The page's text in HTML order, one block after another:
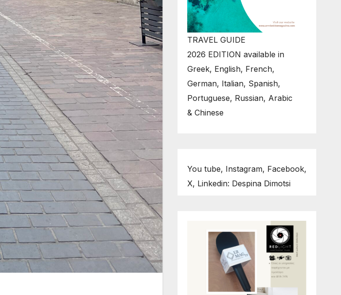
TRAVEL GUIDE
2026 EDITION available in
Greek, English, French,
German, Italian, Spanish,
Portuguese, Russian, Arabic
& Chinese
You tube, Instagram, Facebook,
X, Linkedin: Despina Dimotsi